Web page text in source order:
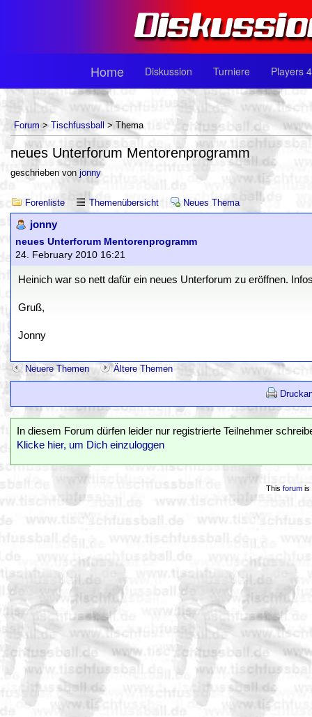
Home Diskussion Turniere Players
Forum > Tischfussball > Thema
neues Unterforum Mentorenprogramm
geschrieben von jonny
Forenliste Themenübersicht Neues Thema
jonny
neues Unterforum Mentorenprogramm
24. February 2010 16:21
Heinich war so nett dafür ein neues Unterforum zu eröffnen.
Gruß,
Jonny
Neuere Themen Ältere Themen
In diesem Forum dürfen leider nur registrierte Teilnehmer
Klicke hier, um Dich einzuloggen
This forumis